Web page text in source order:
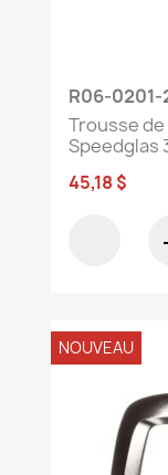
R06-0201-
Trousse
Speedglas
45,18 $
NOUVEAU